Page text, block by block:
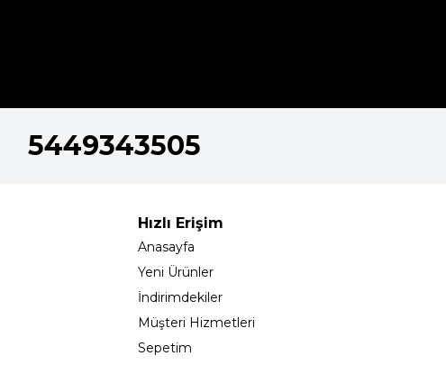
5449343505
Hızlı Erişim
Anasayfa
Yeni Ürünler
İndirimdekiler
Müşteri Hizmetleri
Sepetim